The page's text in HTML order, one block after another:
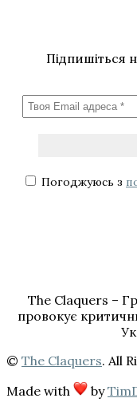
Підпишіться
Погоджуюсь з
The Claquers –
провокує
© The Claquers. All
Made with
by